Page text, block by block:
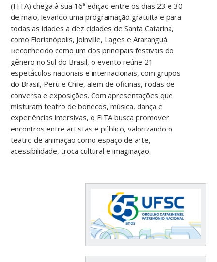
(FITA) chega à sua 16ª edição entre os dias 23 e 30
de maio, levando uma programação gratuita e para
todas as idades a dez cidades de Santa Catarina,
como Florianópolis, Joinville, Lages e Araranguá.
Reconhecido como um dos principais festivais do
gênero no Sul do Brasil, o evento reúne 21
espetáculos nacionais e internacionais, com grupos
do Brasil, Peru e Chile, além de oficinas, rodas de
conversa e exposições. Com apresentações que
misturam teatro de bonecos, música, dança e
experiências imersivas, o FITA busca promover
encontros entre artistas e público, valorizando o
teatro de animação como espaço de arte,
acessibilidade, troca cultural e imaginação.